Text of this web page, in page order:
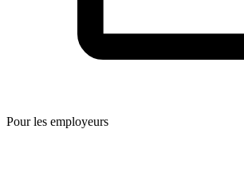
Pour les employeurs